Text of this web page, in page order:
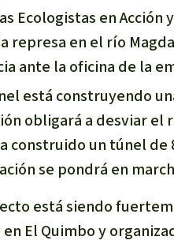
tropical
de la Naturaleza
de palma
y defensores de
Ecologistas en
represa en el río
ante la oficina de la
está construyendo
obligará a desviar el
construido un túnel de
se pondrá en
está siendo
El Quimbo y